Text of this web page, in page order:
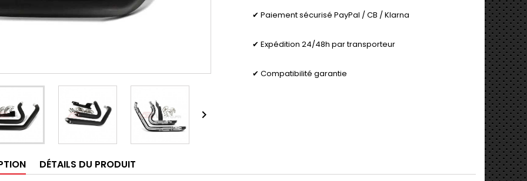

✔ Paiement sécurisé PayPal / CB / Klarna
✔ Expédition 24/48h par transporteur
✔ Compatibilité garantie
DÉTAILS DU PRODUIT